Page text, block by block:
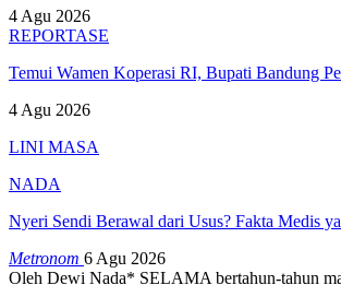
4 Agu 2026
REPORTASE
Temui Wamen Koperasi RI, Bupati Bandung
4 Agu 2026
LINI MASA
NADA
Nyeri Sendi Berawal dari Usus? Fakta Medis
Metronom 6 Agu 2026
Oleh Dewi Nada* SELAMA bertahun-tahun